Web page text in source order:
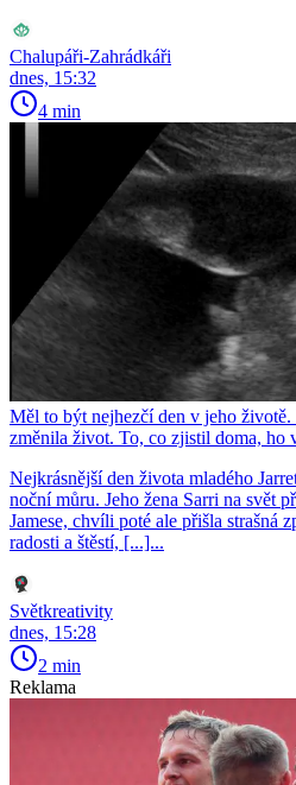
Chalupáři-Zahrádkáři
dnes, 15:32
4 min
Měl to být nejhezčí den v jeho
změnila život. To, co zjistil doma, ho
Nejkrásnější den života mladého
noční můru. Jeho žena Sarri na svět
Jamese, chvíli poté ale přišla strašná
radosti a štěstí, [...]...
Světkreativity
dnes, 15:28
2 min
Reklama